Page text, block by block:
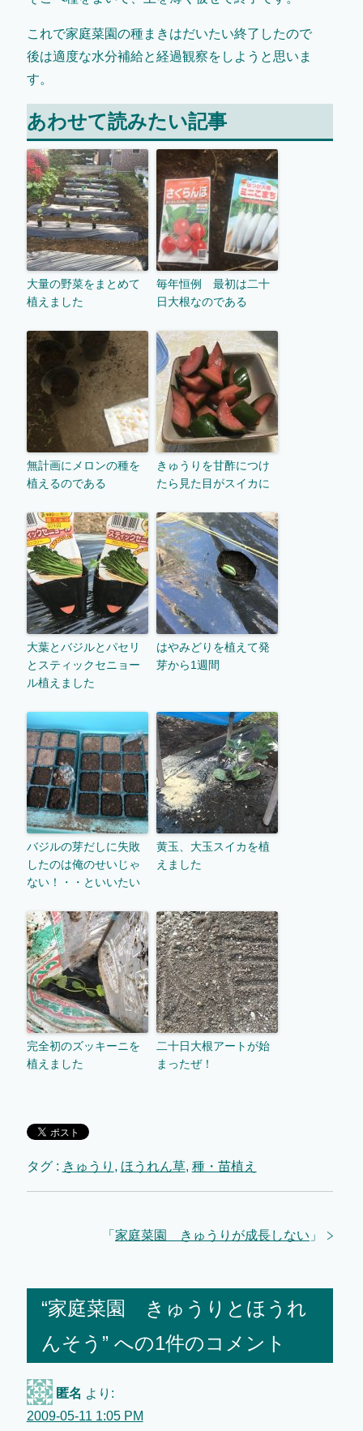
これで家庭菜園の種まきはだいたい終了したので
後は適度な水分補給と経過観察をしようと思いま
す。
あわせて読みたい記事
大量の野菜をまとめて
植えました
毎年恒例 最初は二十
日大根なのである
無計画にメロンの種を
植えるのである
きゅうりを甘酢につけ
たら見た目がスイカに
大葉とバジルとパセリ
とスティックセニョー
ル植えました
はやみどりを植えて発
芽から1週間
バジルの芽だしに失敗
したのは俺のせいじゃ
ない！・・といいたい
黄玉、大玉スイカを植
えました
完全初のズッキーニを
植えました
二十日大根アートが始
まったぜ！
タグ : きゅうり , ほうれん草, 種・苗植え
「 家庭菜園 きゅうりが成長しない 」
“家庭菜園 きゅうりとほうれ
んそう” への1件のコメント
匿名 より:
2009-05-11 1:05 PM